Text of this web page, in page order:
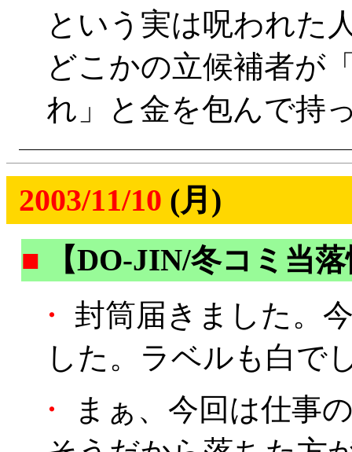
という実は呪われた
どこかの立候補者が
れ」と金を包んで持
2003/11/10 (月)
■
【DO-JIN/冬コミ当
・
封筒届きました。
した。ラベルも白
・
まぁ、今回は仕事